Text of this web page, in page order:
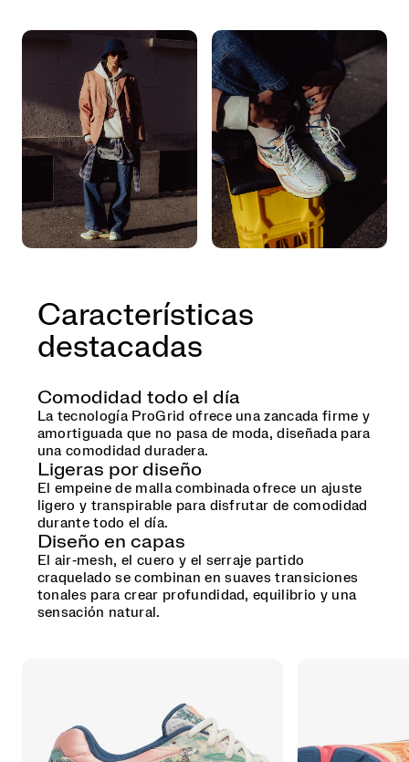
Características
destacadas
Comodidad todo el día
La tecnología ProGrid ofrece una zancada firme y
amortiguada que no pasa de moda, diseñada para
una comodidad duradera.
Ligeras por diseño
El empeine de malla combinada ofrece un ajuste
ligero y transpirable para disfrutar de comodidad
durante todo el día.
Diseño en capas
El air‑mesh, el cuero y el serraje partido
craquelado se combinan en suaves transiciones
tonales para crear profundidad, equilibrio y una
sensación natural.